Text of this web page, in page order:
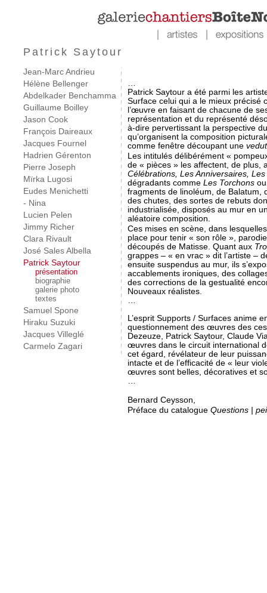
Patrick Saytour
Jean-Marc Andrieu
Hélène Bellenger
Abdelkader Benchamma
Guillaume Boilley
Jason Cook
François Daireaux
Jacques Fournel
Hadrien Gérenton
Pierre Joseph
Mïrka Lugosi
Eudes Menichetti
- Nina
Lucien Pelen
Jimmy Richer
Clara Rivault
José Sales Albella
Patrick Saytour
présentation
biographie
galerie photo
textes
Samuel Spone
Hiraku Suzuki
Jacques Villeglé
Carmelo Zagari
…
Patrick Saytour a été parmi les
Surface celui qui a le mieux précisé
l’œuvre en faisant de chacune de
représentation et du représenté
à-dire pervertissant la perspective
qu’organisent la composition
comme fenêtre découpant une
Les intitulés délibérément «
de « pièces » les affectent, de plus,
Célébrations, Les Anniversaires,
dégradants comme Les Torchons
fragments de linoléum, de Balatum,
des chutes, des sortes de rebuts
industrialisée, disposés au mur en
aléatoire composition.
Ces mises en scène, dans
place pour tenir « son rôle »,
découpés de Matisse. Quant aux
grappes – « en vrac » dit l’artiste –
ensuite suspendus au mur, ils
accablements ironiques, des
des corrections de la gestualité
Nouveaux réalistes.
…
L’esprit Supports / Surfaces anime
questionnement des œuvres des
Dezeuze, Patrick Saytour, Claude
œuvres dans le circuit international
cet égard, révélateur de leur
intacte et de l’efficacité de « leur
œuvres sont belles, décoratives et
…
Bernard Ceysson,
Préface du catalogue Questions |